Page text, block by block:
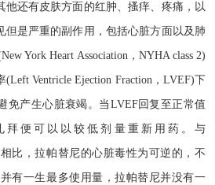
他还有皮肤方面的红肿、搔痒、疼痛，以
但是严重的副作用，包括心脏方面以及肺
York Heart Association，NYHA class 2)
Ventricle Ejection Fraction，LVEF)下
免产生心脏衰竭。当LVEF回复至正常值
拜便可以以较低剂量重新用药。与
相比，拉帕替尼的心脏毒性为可逆的，不
并有一生最多使用量，拉帕替尼并没有一